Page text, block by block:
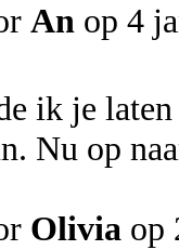
An op 4
ik je
Nu op
Olivia op